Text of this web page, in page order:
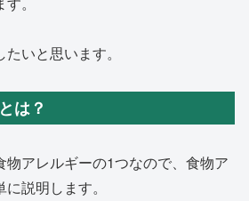
いと思います。
は？
物アレルギーの1つなので、食物ア
説明します。